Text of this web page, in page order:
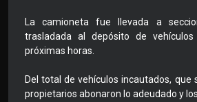
La camioneta fue llevada a
trasladada al depósito de
próximas horas.
Del total de vehículos incautados, que
propietarios abonaron lo adeudado y